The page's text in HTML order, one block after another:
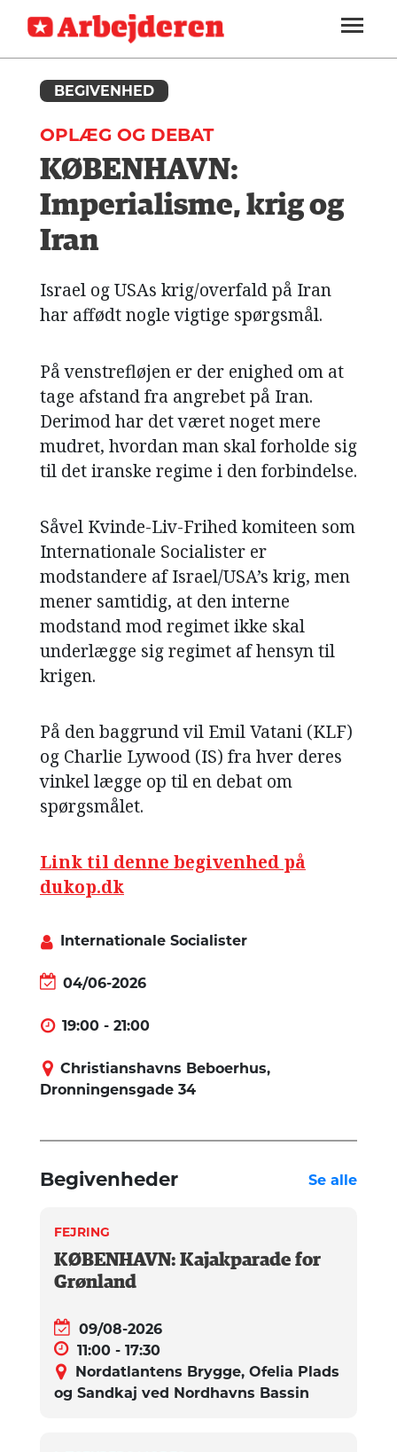
SEKTIONER
ARBEJDEREN
MENER
FAGLIGT
UDLAND
KULTUR
DEBAT
TIL
LÆSER
NAVNE
HISTORIE
SOUNDCLOUD
ABONNER
LOG IND
OM
ARBEJDEREN
BEGIVENHED
OPLÆG OG DEBAT
KØBENHAVN:
Imperialisme, krig og
Iran
Israel og USAs krig/overfald på Iran
har affødt nogle vigtige spørgsmål.
På venstrefløjen er der enighed om at
tage afstand fra angrebet på Iran.
Derimod har det været noget mere
mudret, hvordan man skal forholde sig
til det iranske regime i den forbindelse.
Såvel Kvinde-Liv-Frihed komiteen som
Internationale Socialister er
modstandere af Israel/USA’s krig, men
mener samtidig, at den interne
modstand mod regimet ikke skal
underlægge sig regimet af hensyn til
krigen.
På den baggrund vil Emil Vatani (KLF)
og Charlie Lywood (IS) fra hver deres
vinkel lægge op til en debat om
spørgsmålet.
Link til denne begivenhed på
dukop.dk
Internationale Socialister
04/06-2026
19:00 - 21:00
Christianshavns Beboerhus,
Dronningensgade 34
Begivenheder Se alle
FEJRING
KØBENHAVN: Kajakparade for
Grønland
09/08-2026
11:00 - 17:30
Nordatlantens Brygge, Ofelia Plads
og Sandkaj ved Nordhavns Bassin